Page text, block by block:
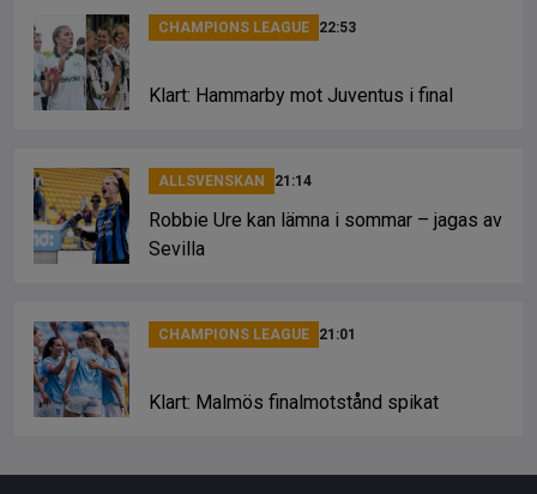
CHAMPIONS LEAGUE 22:53
Klart: Hammarby mot Juventus i final
ALLSVENSKAN 21:14
Robbie Ure kan lämna i sommar – jagas av
Sevilla
CHAMPIONS LEAGUE 21:01
Klart: Malmös finalmotstånd spikat